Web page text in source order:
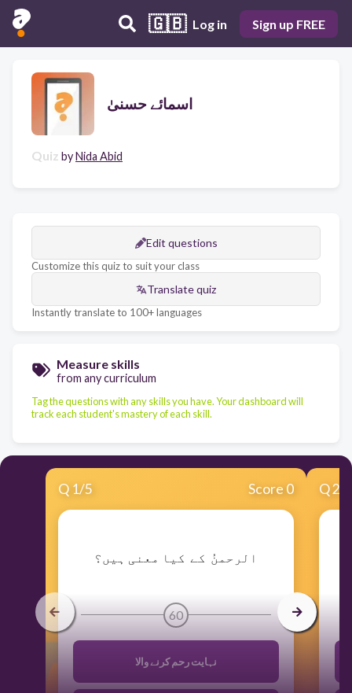
🇬🇧 Log in Sign up FREE
اسمائے حسنیٰ
Quiz byNida Abid
Edit questions
Customize this quiz to suit your class
Translate quiz
Instantly translate to 100+ languages
Measure skills
from any curriculum
Tag the questions with any skills you have. Your dashboard will
track each student's mastery of each skill.
Q 1/5 Score 0
​الرحمنُ کے کیا معنی ہیں؟
60
نہایت رحم کرنے والا
Q2